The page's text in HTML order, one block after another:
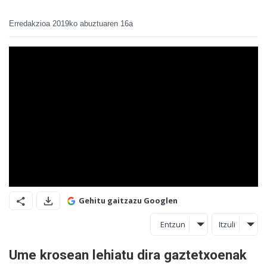
Erredakzioa 2019ko abuztuaren 16a
Gehitu gaitzazu Googlen
Entzun Itzuli
Ume krosean lehiatu dira gaztetxoenak